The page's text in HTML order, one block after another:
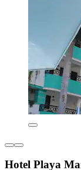
Hotel Playa